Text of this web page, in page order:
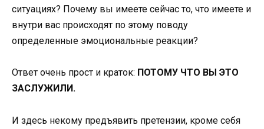
ситуациях? Почему вы имеете сейчас то, что имеете и
внутри вас происходят по этому поводу
определенные эмоциональные реакции?
Ответ очень прост и краток: ПОТОМУ ЧТО ВЫ ЭТО
ЗАСЛУЖИЛИ.
И здесь некому предъявить претензии, кроме себя